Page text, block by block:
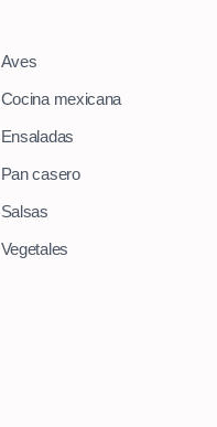
Aves
Cocina mexicana
Ensaladas
Pan casero
Salsas
Vegetales